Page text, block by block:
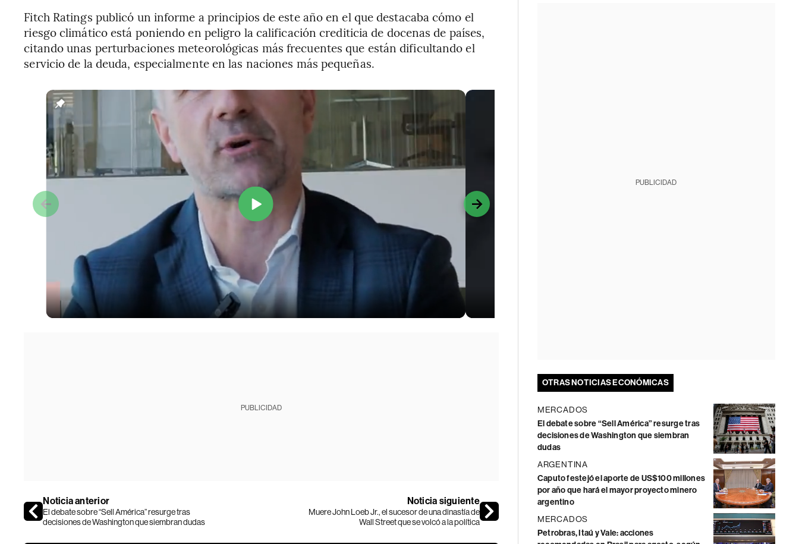
Fitch Ratings publicó un informe a principios de este año en el que destacaba cómo el
riesgo climático está poniendo en peligro la calificación crediticia de docenas de países,
citando unas perturbaciones meteorológicas más frecuentes que están dificultando el
servicio de la deuda, especialmente en las naciones más pequeñas.
PUBLICIDAD
Noticia anterior
El debate sobre “Sell América” resurge tras
decisiones de Washington que siembran dudas
Noticia siguiente
Muere John Loeb Jr., el sucesor de una dinastía de
Wall Street que se volcó a la política
PUBLICIDAD
OTRAS NOTICIAS ECONÓMICAS
MERCADOS
El debate sobre “Sell América” resurge tras
decisiones de Washington que siembran
dudas
ARGENTINA
Caputo festejó el aporte de US$100 millones
por año que hará el mayor proyecto minero
argentino
MERCADOS
Petrobras, Itaú y Vale: acciones